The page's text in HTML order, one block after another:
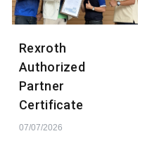
Rexroth
Authorized
Partner
Certificate
07/07/2026